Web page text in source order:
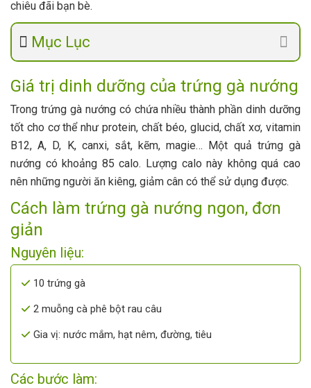
chiêu đãi bạn bè.
Mục Lục
Giá trị dinh dưỡng của trứng gà nướng
Trong trứng gà nướng có chứa nhiều thành phần dinh dưỡng
tốt cho cơ thể như protein, chất béo, glucid, chất xơ, vitamin
B12, A, D, K, canxi, sắt, kẽm, magie… Một quả trứng gà
nướng có khoảng 85 calo. Lượng calo này không quá cao
nên những người ăn kiêng, giảm cân có thể sử dụng được.
Cách làm trứng gà nướng ngon, đơn
giản
Nguyên liệu:
10 trứng gà
2 muỗng cà phê bột rau câu
Gia vị: nước mắm, hạt nêm, đường, tiêu
Các bước làm: